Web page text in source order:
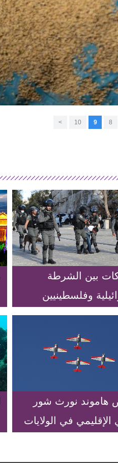
8
9
10
>
بين الشرطة
وفلسطينيين
القدس
هاموند نورث شور
الإقليمي في الولايات